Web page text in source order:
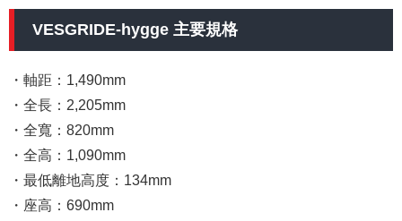
VESGRIDE-hygge 主要規格
・軸距：1,490mm
・全長：2,205mm
・全寬：820mm
・全高：1,090mm
・最低離地高度：134mm
・座高：690mm